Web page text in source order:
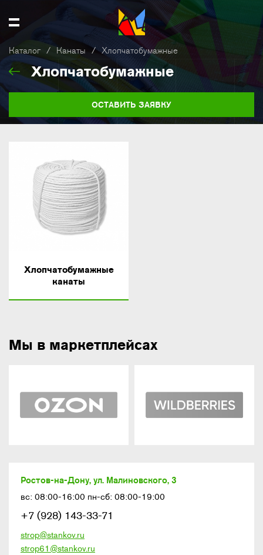
Каталог / Канаты / Хлопчатобумажные
Хлопчатобумажные
ОСТАВИТЬ ЗАЯВКУ
Хлопчатобумажные
канаты
Мы в маркетплейсах
Ростов-на-Дону, ул. Малиновского, 3
вс: 08:00-16:00 пн-сб: 08:00-19:00
+7 (928) 143-33-71
strop@stankov.ru
strop61@stankov.ru